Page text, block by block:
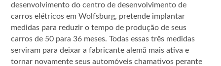
desenvolvimento do centro de desenvolvimento de
carros elétricos em Wolfsburg, pretende implantar
medidas para reduzir o tempo de produção de seus
carros de 50 para 36 meses. Todas essas três medidas
serviram para deixar a fabricante alemã mais ativa e
tornar novamente seus automóveis chamativos perante